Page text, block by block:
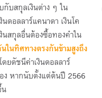
บสกุลเงินต่าง ๆ ใน
ดอลลาร์แคนาดา เงินโค
นสกุลอื่นต้องซื้อทองคำใน
นทิศทางตรงกันข้ามสูงถึง
ยดัชนีค่าเงินดอลลาร์
ง หากนับตั้งแต่ต้นปี 2566